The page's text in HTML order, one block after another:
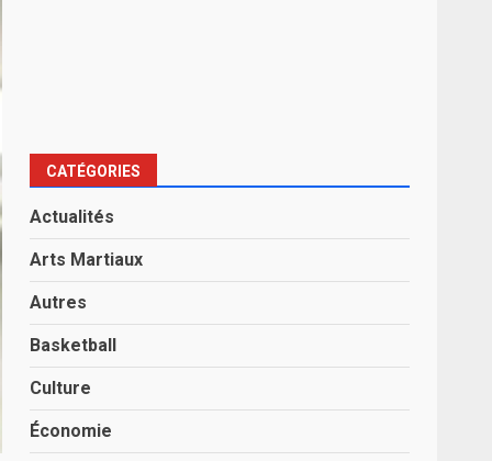
CATÉGORIES
Actualités
Arts Martiaux
Autres
Basketball
Culture
Économie